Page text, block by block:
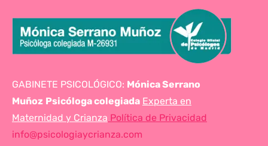
GABINETE PSICOLÓGICO: Mónica Serrano
Muñoz Psicóloga colegiada Experta en
Maternidad y Crianza Política de Privacidad
info@psicologiaycrianza.com